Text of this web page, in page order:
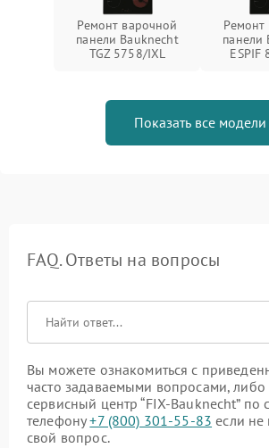
Ремонт варочной
панели Bauknecht
TGZ 5758/IXL
Ремонт
панели
ESPIF
Показать все модели
FAQ. Ответы на вопросы
Вы можете ознакомиться с
часто задаваемыми вопросами, либо
сервисный центр “FIX-Bauknecht” по
телефону+7 (800) 301-55-83 если не
свой вопрос.